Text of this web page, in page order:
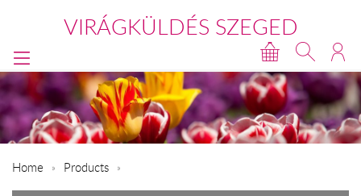
VIRÁGKÜLDÉS SZEGED
Home Products